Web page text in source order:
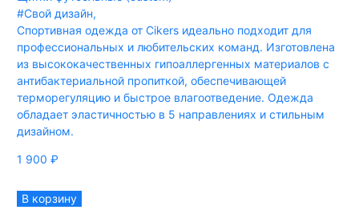
#Свой дизайн,
Спортивная одежда от Cikers идеально подходит для
профессиональных и любительских команд. Изготовлена
из высококачественных гипоаллергенных материалов с
антибактериальной пропиткой, обеспечивающей
терморегуляцию и быстрое влагоотведение. Одежда
обладает эластичностью в 5 направлениях и стильным
дизайном.
1 900 ₽
В корзину